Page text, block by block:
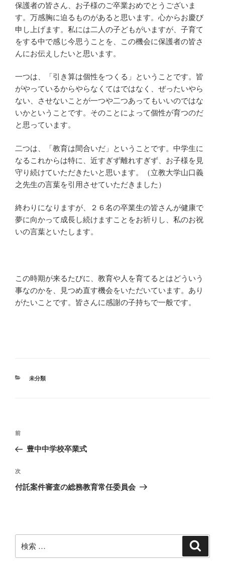
保護者の皆さん、お子様のご卒業おめでとうございま
す。万感胸に迫るものがあると思います。心からお慶び
申し上げます。私には二人の子どもがいますが、子育て
をする中で感じ今思うことを、この機会に保護者の皆さ
んにお伝えしたいと思います。
一つは、「引き算は個性をつくる」ということです。皆
がやっているからやらなくてはではなく、ぜったいやら
ない、させないことが一つや二つあってもいいのではな
いかということです。そのことによって個性が育つのだ
と思っています。
二つは、「教育は間合いだ」ということです。中学生に
なるこれからは特に、近すぎず離れすぎず、お子様を見
守り続けていただきたいと思います。（立教大学山口義
之先生の言葉を引用させていただきました）
終わりになりますが、２６名の卒業生の皆さんが健康で
夢に向かって成長し続けますことをお祈りし、私のお祝
いの言葉といたします。
この時期が来るたびに、教育や人を育てるとはどういう
事なのかを、見つめ直す機会をいただいています。あり
がたいことです。皆さんに感謝の子持ちで一般です。
カ
未分類
投
ビ
ゲ
ン
過
去
投
稿
前
豊中中学校卒業式
次
の
次
付託案件審査の総務教育常任委員会
索: